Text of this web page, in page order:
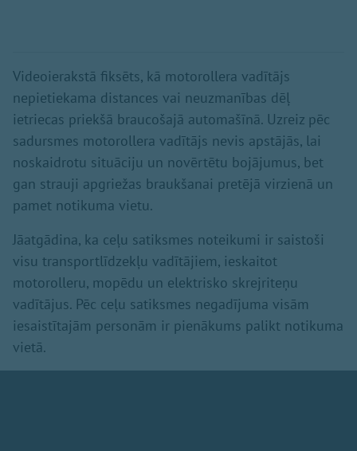
Videoierakstā fiksēts, kā motorollera vadītājs
nepietiekama distances vai neuzmanības dēļ
ietriecas priekšā braucošajā automašīnā. Uzreiz pēc
sadursmes motorollera vadītājs nevis apstājās, lai
noskaidrotu situāciju un novērtētu bojājumus, bet
gan strauji apgriežas braukšanai pretējā virzienā un
pamet notikuma vietu.
Jāatgādina, ka ceļu satiksmes noteikumi ir saistoši
visu transportlīdzekļu vadītājiem, ieskaitot
motorolleru, mopēdu un elektrisko skrejriteņu
vadītājus. Pēc ceļu satiksmes negadījuma visām
iesaistītajām personām ir pienākums palikt notikuma
vietā.